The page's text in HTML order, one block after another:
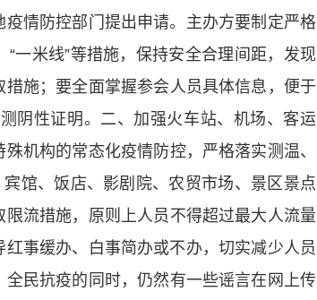
情防控部门提出申请。主办方要制定严格
一米线”等措施，保持安全合理间距，发现
施；要全面掌握参会人员具体信息，便于
阴性证明。二、加强火车站、机场、客运
机构的常态化疫情防控，严格落实测温、
馆、饭店、影剧院、农贸市场、景区景点
流措施，原则上人员不得超过最大人流量
事缓办、白事简办或不办，切实减少人员
民抗疫的同时，仍然有一些谣言在网上传